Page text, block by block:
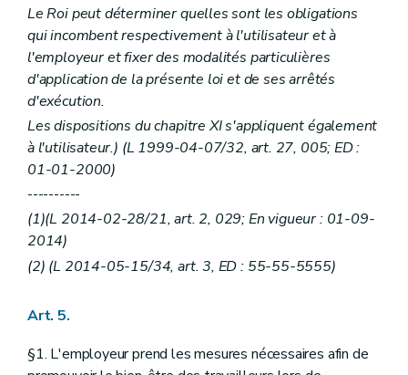
Le Roi peut déterminer quelles sont les obligations
qui incombent respectivement à l'utilisateur et à
l'employeur et fixer des modalités particulières
d'application de la présente loi et de ses arrêtés
d'exécution.
Les dispositions du chapitre XI s'appliquent également
à l'utilisateur.) (L 1999-04-07/32, art. 27, 005; ED :
01-01-2000)
----------
(1)(L 2014-02-28/21, art. 2, 029; En vigueur : 01-09-
2014)
(2) (L 2014-05-15/34, art. 3, ED : 55-55-5555)
Art. 5.
§1. L'employeur prend les mesures nécessaires afin de